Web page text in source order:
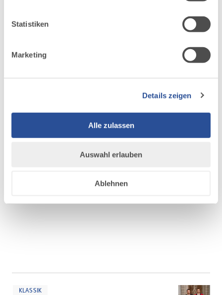
Nutzung der Dienste gesammelt haben.
Statistiken
Marketing
Details zeigen
Alle zulassen
Auswahl erlauben
Ablehnen
DAZU PASSEND
Veranstaltungen
KLASSIK